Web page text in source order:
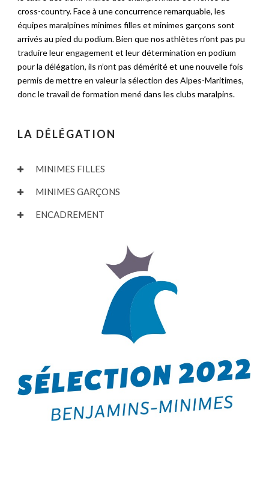
cross-country. Face à une concurrence remarquable, les
équipes maralpines minimes filles et minimes garçons sont
arrivés au pied du podium. Bien que nos athlètes n’ont pas pu
traduire leur engagement et leur détermination en podium
pour la délégation, ils n’ont pas démérité et une nouvelle fois
permis de mettre en valeur la sélection des Alpes-Maritimes,
donc le travail de formation mené dans les clubs maralpins.
LA DÉLÉGATION
MINIMES FILLES
MINIMES GARÇONS
ENCADREMENT